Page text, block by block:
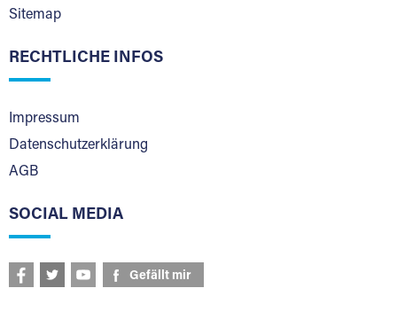
Sitemap
RECHTLICHE INFOS
Impressum
Datenschutzerklärung
AGB
SOCIAL MEDIA
Gefällt mir